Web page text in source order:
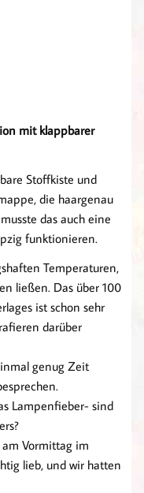
mit klappbarer
Stoffkiste und
die haargenau
das auch eine
funktionieren.
Temperaturen,
ließen. Das über 100
ist schon sehr
darüber
genug Zeit
Lampenfieber- sind
Vormittag im
lieb, und wir hatten